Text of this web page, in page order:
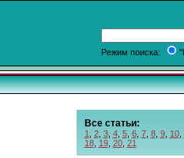
Режим поиска:
Все статьи:
1 2, 3, 4, 5, 6, 7, 8, 9, 10,
18, 19, 20, 21